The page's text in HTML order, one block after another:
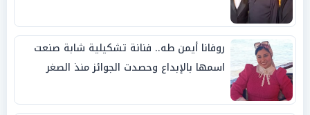
روفانا أيمن طه.. فنانة تشكيلية شابة صنعت
اسمها بالإبداع وحصدت الجوائز منذ الصغر